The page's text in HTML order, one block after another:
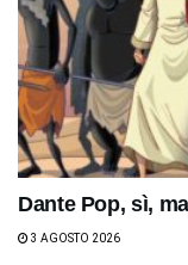
Dante Pop, sì,
3 AGOSTO 2026